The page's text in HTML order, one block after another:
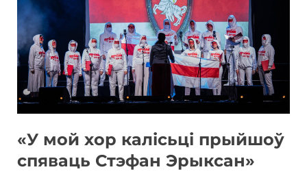
«У мой хор калісьці прыйшоў
спяваць Стэфан Эрыксан»